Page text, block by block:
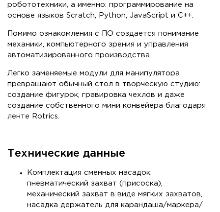
робототехники, а именно: программирование на
основе языков Scratch, Python, JavaScript и C++.
Помимо ознакомления с ПО создается понимание
механики, компьютерного зрения и управления
автоматизированного производства.
Легко заменяемые модули для манипулятора
превращают обычный стол в творческую студию:
создание фигурок, гравировка чехлов и даже
создание собственного мини конвейера благодаря
ленте Rotrics.
Технические данные
Комплектация сменных насадок:
пневматический захват (присоска),
механический захват в виде мягких захватов,
насадка держатель для карандаша/маркера/